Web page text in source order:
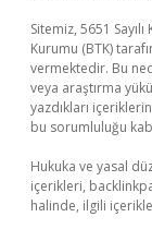
Sitemiz, 5651
Kurumu (BTK)
vermektedir. Bu
veya araştırma
yazdıkları
bu sorumluluğu
Hukuka ve yasal
içerikleri,
halinde, ilgili